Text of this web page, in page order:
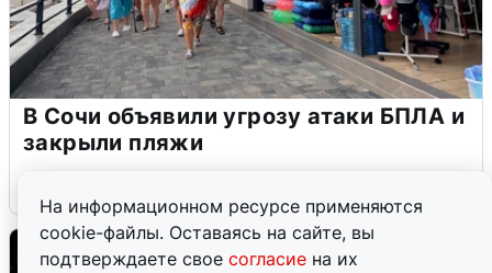
На информационном ресурсе применяются
cookie-файлы. Оставаясь на сайте, вы
подтверждаете свое согласие на их
В Сочи объявили угрозу атаки БПЛА и
закрыли пляжи